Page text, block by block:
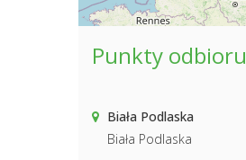
Punkty odbioru
Biała Podlaska
Biała Podlaska